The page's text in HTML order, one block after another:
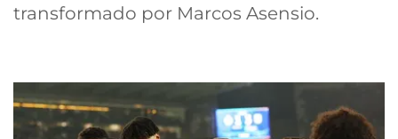
transformado por Marcos Asensio.